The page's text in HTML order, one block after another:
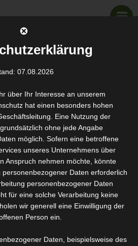
AKTUELLES >
Lichttherapie
07.08.2026
über Ihr Interesse an unserem
hat einen besonders hohen
Eine Nutzung der
ohne jede Angabe
möglich. Sofern eine betroffene
unseres Unternehmens über
Anspruch nehmen möchte, könnte
Daten erforderlich
personenbezogener Daten
für eine solche Verarbeitung keine
wir generell eine Einwilligung der
Person ein.
Daten, beispielsweise des